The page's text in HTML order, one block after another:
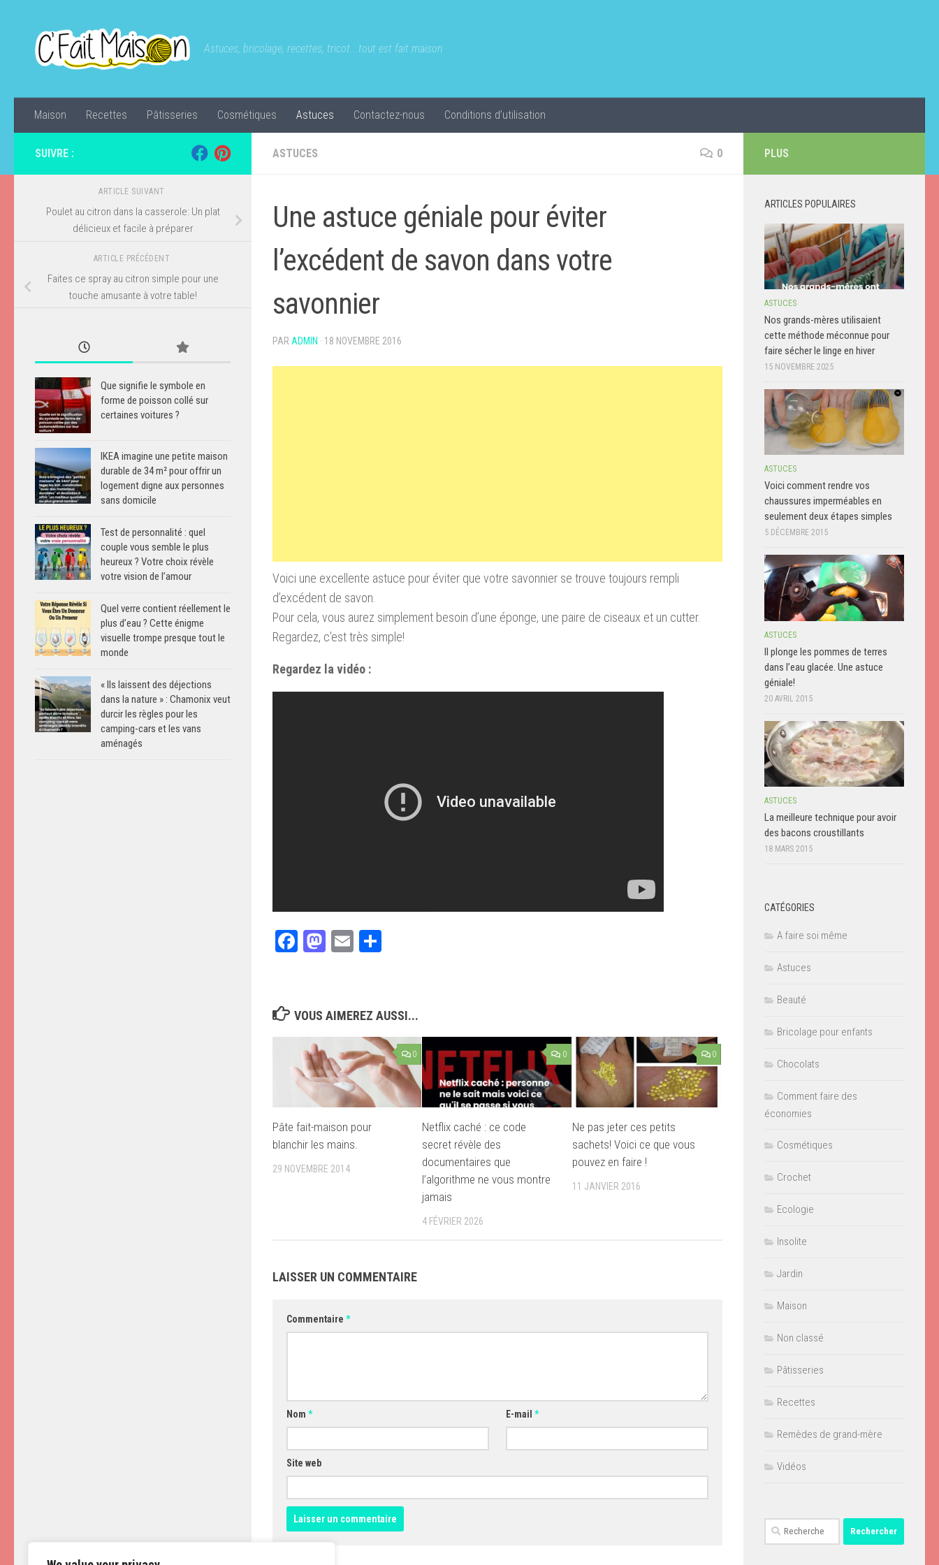
Astuces, bricolage, recettes, tricot...tout est fait maison
Maison Recettes Pâtisseries Cosmétiques Astuces Contactez-nous Conditions d’utilisation
ASTUCES 0
Une astuce géniale pour éviter
l’excédent de savon dans votre
savonnier
PAR ADMIN · 18 NOVEMBRE 2016
Voici une excellente astuce pour éviter que votre savonnier se trouve toujours rempli
d’excédent de savon.
Pour cela, vous aurez simplement besoin d’une éponge, une paire de ciseaux et un cutter.
Regardez, c’est très simple!
Regardez la vidéo :
Facebook
Mastodon
Email
VOUS AIMEREZ AUSSI...
0
Pâte fait-maison pour
blanchir les mains.
29 NOVEMBRE 2014
0
Netflix caché : ce code
secret révèle des
documentaires que
l’algorithme ne vous montre
jamais
4 FÉVRIER 2026
0
Ne pas jeter ces petits
sachets! Voici ce que vous
pouvez en faire !
11 JANVIER 2016
LAISSER UN COMMENTAIRE
Commentaire *
Nom * E-mail*
Site web
SUIVRE :
ARTICLE SUIVANT
Poulet au citron dans la casserole: Un plat
délicieux et facile à préparer
ARTICLE PRÉCÉDENT
Faites ce spray au citron simple pour une
touche amusante à votre table!
Que signifie le symbole en
forme de poisson collé sur
certaines voitures ?
IKEA imagine une petite maison
durable de 34 m² pour offrir un
logement digne aux personnes
sans domicile
Test de personnalité : quel
couple vous semble le plus
heureux ? Votre choix révèle
votre vision de l’amour
Quel verre contient réellement le
plus d’eau ? Cette énigme
visuelle trompe presque tout le
monde
« Ils laissent des déjections
dans la nature » : Chamonix veut
durcir les règles pour les
camping-cars et les vans
aménagés
PLUS
ARTICLES POPULAIRES
ASTUCES
Nos grands-mères utilisaient
cette méthode méconnue pour
faire sécher le linge en hiver
15 NOVEMBRE 2025
ASTUCES
Voici comment rendre vos
chaussures imperméables en
seulement deux étapes simples
5 DÉCEMBRE 2015
ASTUCES
Il plonge les pommes de terres
dans l’eau glacée. Une astuce
géniale!
20 AVRIL 2015
ASTUCES
La meilleure technique pour avoir
des bacons croustillants
18 MARS 2015
CATÉGORIES
A faire soi même
Astuces
Beauté
Bricolage pour enfants
Chocolats
Comment faire des
économies
Cosmétiques
Crochet
Ecologie
Insolite
Jardin
Maison
Non classé
Pâtisseries
Recettes
Remèdes de grand-mère
Vidéos
Rechercher :